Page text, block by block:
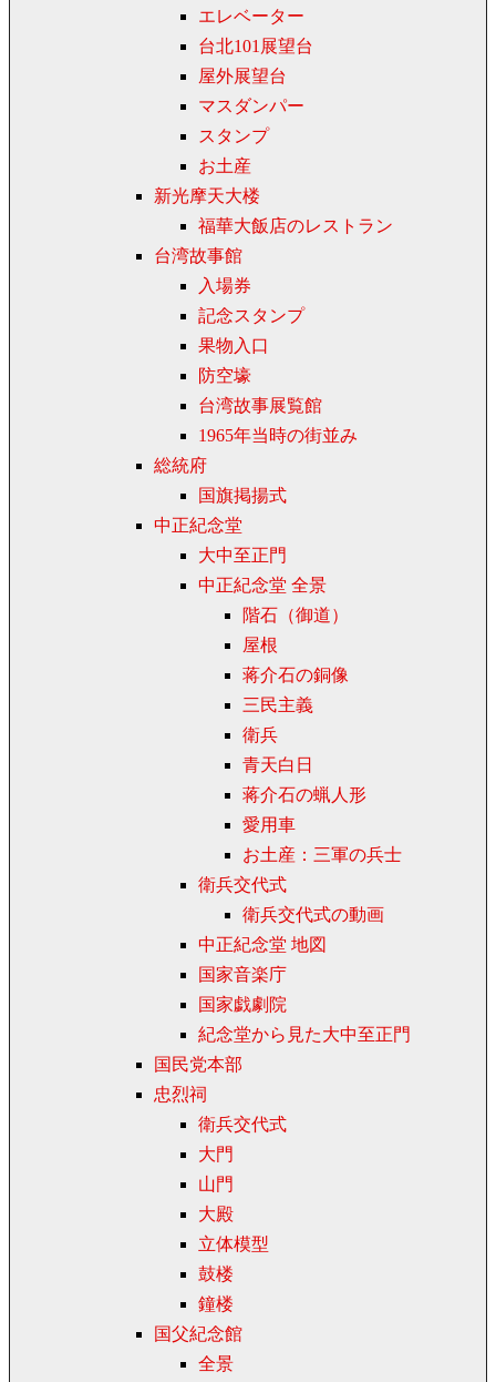
エレベーター
台北101展望台
屋外展望台
マスダンパー
スタンプ
お土産
新光摩天大楼
福華大飯店のレストラン
台湾故事館
入場券
記念スタンプ
果物入口
防空壕
台湾故事展覧館
1965年当時の街並み
総統府
国旗掲揚式
中正紀念堂
大中至正門
中正紀念堂 全景
階石（御道）
屋根
蒋介石の銅像
三民主義
衛兵
青天白日
蒋介石の蝋人形
愛用車
お土産：三軍の兵士
衛兵交代式
衛兵交代式の動画
中正紀念堂 地図
国家音楽庁
国家戯劇院
紀念堂から見た大中至正門
国民党本部
忠烈祠
衛兵交代式
大門
山門
大殿
立体模型
鼓楼
鐘楼
国父紀念館
全景